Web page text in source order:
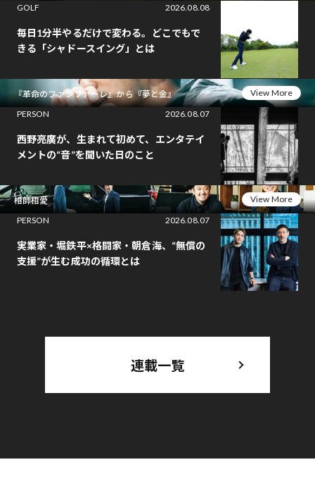
GOLF 2026.08.08
毎日1分半やるだけで変わる。どこでもで
きる「シャドースイング」とは
『革命のファンファーレ』から『夢と金』
View More
PERSON
2026.08.07
西野亮廣が、生まれて初めて、エンタテイ
メントの“音”を聞いた日のこと
相師相愛
View More
PERSON
2026.08.07
実業家・堀鉄平×格闘家・朝倉海、“無償の
支援”が生む成功の循環とは
連載一覧